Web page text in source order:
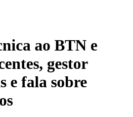
ao BTN e
gestor
e fala sobre